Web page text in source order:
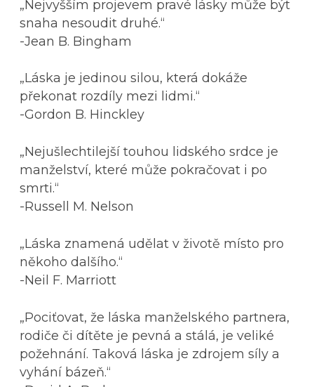
„Nejvyšším projevem pravé lásky může být
snaha nesoudit druhé.“
-Jean B. Bingham
„Láska je jedinou silou, která dokáže
překonat rozdíly mezi lidmi.“
-Gordon B. Hinckley
„Nejušlechtilejší touhou lidského srdce je
manželství, které může pokračovat i po
smrti.“
-Russell M. Nelson
„Láska znamená udělat v životě místo pro
někoho dalšího.“
-Neil F. Marriott
„Pociťovat, že láska manželského partnera,
rodiče či dítěte je pevná a stálá, je veliké
požehnání. Taková láska je zdrojem síly a
vyhání bázeň.“